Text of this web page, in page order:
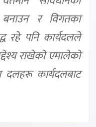
र विगतका
रहे पनि कार्यदलले
राखेको एमालेको
कार्यदलबाट